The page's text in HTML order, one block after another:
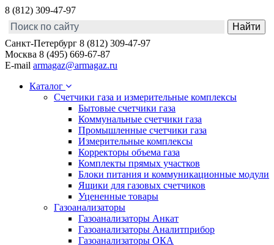
8 (812) 309-47-97
Санкт-Петербург 8 (812) 309-47-97
Москва 8 (495) 669-67-87
E-mail armagaz@armagaz.ru
Каталог
Счетчики газа и измерительные комплексы
Бытовые счетчики газа
Коммунальные счетчики газа
Промышленные счетчики газа
Измерительные комплексы
Корректоры объема газа
Комплекты прямых участков
Блоки питания и коммуникационные модули
Ящики для газовых счетчиков
Уцененные товары
Газоанализаторы
Газоанализаторы Анкат
Газоанализаторы Аналитприбор
Газоанализаторы ОКА